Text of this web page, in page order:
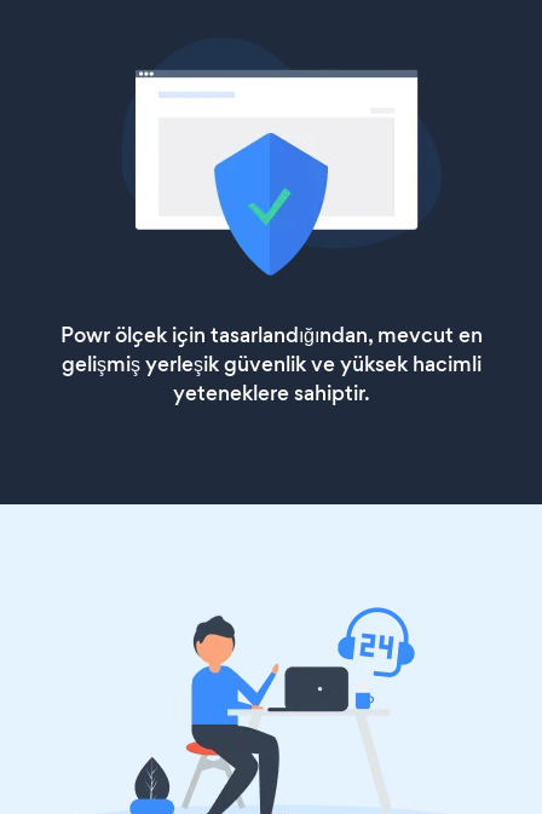
Powr ölçek için tasarlandığından, mevcut en
gelişmiş yerleşik güvenlik ve yüksek hacimli
yeteneklere sahiptir.